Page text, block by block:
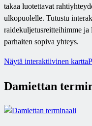
takaa luotettavat
ulkopuolelle. Tutustu
raidekuljetusreitteihimme
parhaiten sopiva yhteys.
Näytä interaktiivinen kartta
Damiettan